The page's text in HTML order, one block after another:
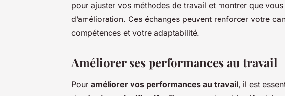
pour ajuster vos méthodes de travail et montrer que
d’amélioration. Ces échanges peuvent renforcer votre
compétences et votre adaptabilité.
Améliorer ses performances au travail
Pour améliorer vos performances au travail, il est